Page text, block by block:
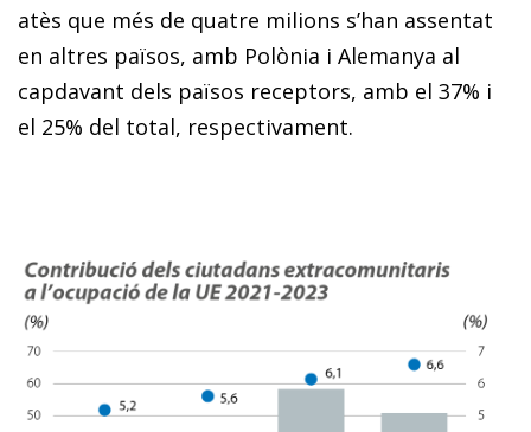
atès que més de quatre milions s’han assentat
en altres països, amb Polònia i Alemanya al
capdavant dels països receptors, amb el 37% i
el 25% del total, respectivament.